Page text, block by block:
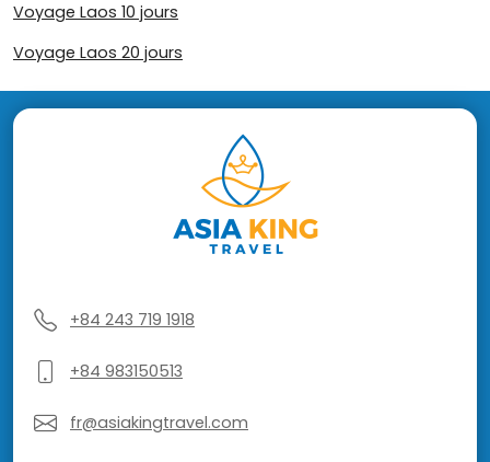
Voyage Laos 10 jours
Voyage Laos 20 jours
+84 243 719 1918
+84 983150513
fr@asiakingtravel.com